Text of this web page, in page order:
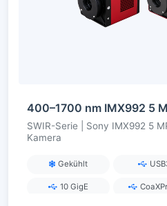
SWIR-Serie | Sony IMX992 5
Kamera
Gekühlt
10 GigE